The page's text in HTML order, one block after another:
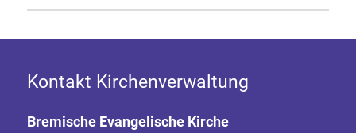
Kontakt Kirchenverwaltung
Bremische Evangelische Kirche